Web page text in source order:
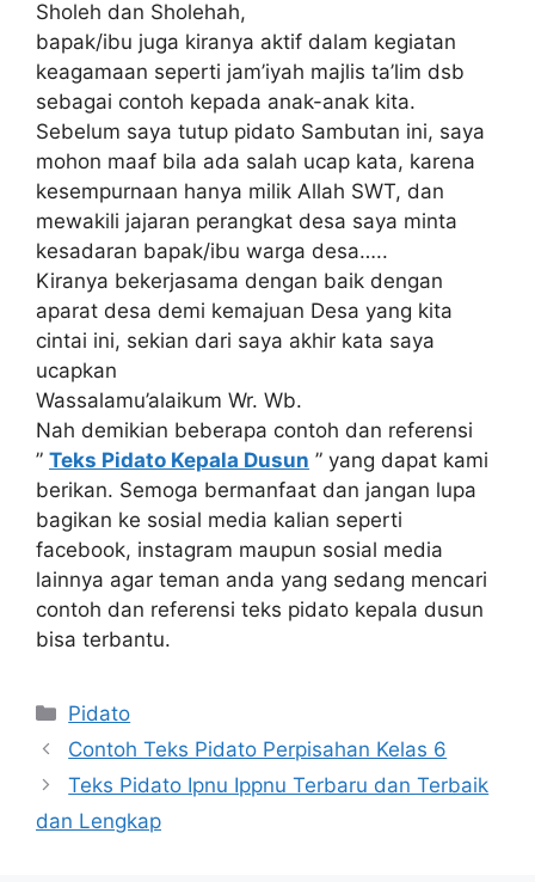
Sholeh dan Sholehah,
bapak/ibu juga kiranya aktif dalam kegiatan
keagamaan seperti jam’iyah majlis ta’lim dsb
sebagai contoh kepada anak-anak kita.
Sebelum saya tutup pidato Sambutan ini, saya
mohon maaf bila ada salah ucap kata, karena
kesempurnaan hanya milik Allah SWT, dan
mewakili jajaran perangkat desa saya minta
kesadaran bapak/ibu warga desa…..
Kiranya bekerjasama dengan baik dengan
aparat desa demi kemajuan Desa yang kita
cintai ini, sekian dari saya akhir kata saya
ucapkan
Wassalamu’alaikum Wr. Wb.
Nah demikian beberapa contoh dan referensi
” Teks Pidato Kepala Dusun ” yang dapat kami
berikan. Semoga bermanfaat dan jangan lupa
bagikan ke sosial media kalian seperti
facebook, instagram maupun sosial media
lainnya agar teman anda yang sedang mencari
contoh dan referensi teks pidato kepala dusun
bisa terbantu.
Kategori
Pidato
Contoh Teks Pidato Perpisahan Kelas 6
Teks Pidato Ipnu Ippnu Terbaru dan Terbaik
dan Lengkap